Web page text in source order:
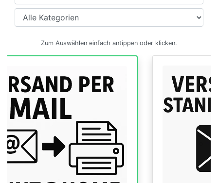
Zum Auswählen einfach antippen oder klicken.